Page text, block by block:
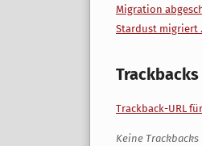
Migration
Stardust migriert
Trackbacks
Trackback-URL
Keine Trackbacks